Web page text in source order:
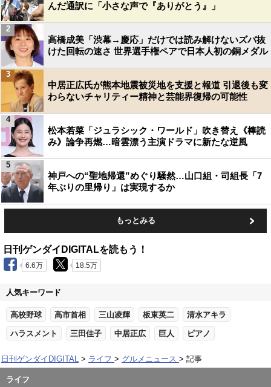
んだ通訳に「小さな声で『ありがとう』」
高橋成美「渋幕→慶応」だけでは読み解けないズバ抜
けた回転の速さ 世界選手権ペアで日本人初の銅メダル
2
中居正広氏が熊本地震被災地を支援と報道 引退後も変
わらないチャリティー精神と芸能界復帰の可能性
3
松本若菜「ジュラシック・ワールド」吹き替え《棒読
み》論争再燃…暗雲漂う主演ドラマに新たな逆風
4
神戸への“聖地帰還”めぐり騒然…山口組・司組長「7
年ぶりの里帰り」は実現するか
5
もっとみる
日刊ゲンダイDIGITALを読もう！
6.6万 18.5万
人気キーワード
高校野球 高市首相 三山凌輝 板東英二 清水アキラ
ハラスメント 三田佳子 中居正広 巨人 ピアノ
日刊ゲンダイDIGITAL ライフ グルメニュース 記事
ライフ